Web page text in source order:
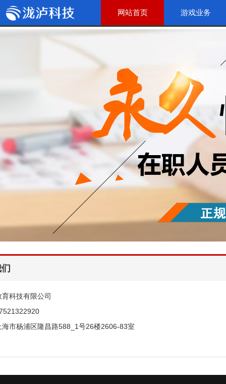
网站首页 游戏业务
科技有限公司
市杨浦区隆昌路588_1号26楼2606-83室